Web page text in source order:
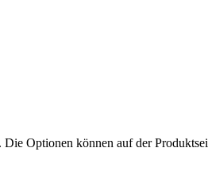
Optionen können auf der